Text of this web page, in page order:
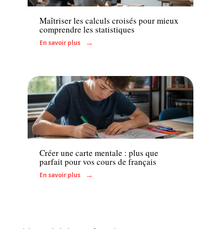
Maîtriser les calculs croisés pour mieux
comprendre les statistiques
En savoir plus
Actu
Créer une carte mentale : plus que
parfait pour vos cours de français
En savoir plus